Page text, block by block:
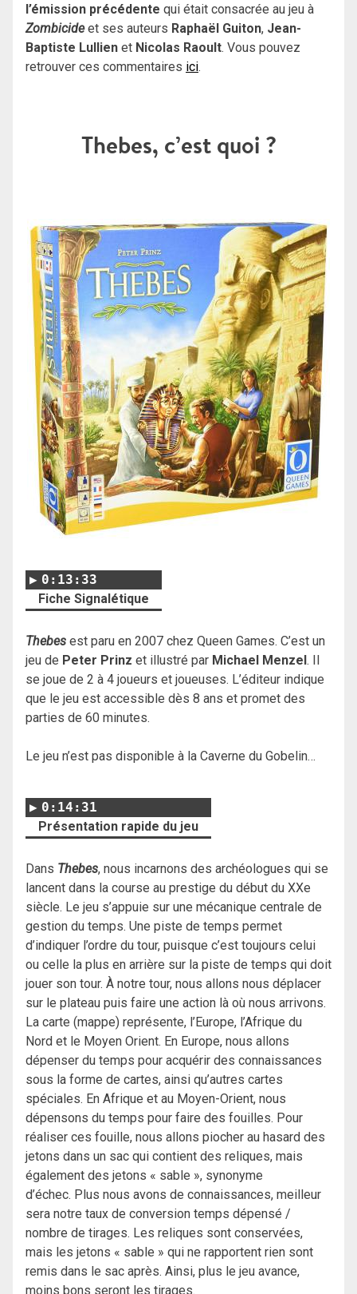
l’émission précédente qui était consacrée au jeu à
Zombicideet ses auteurs Raphaël Guiton, Jean-
Baptiste Lullien et Nicolas Raoult. Vous pouvez
retrouver ces commentaires ici.
Thebes, c’est quoi ?
0:13:33
Fiche Signalétique
Thebes est paru en 2007 chez Queen Games. C’est un
jeu de Peter Prinz et illustré par Michael Menzel . Il
se joue de 2 à 4 joueurs et joueuses. L’éditeur indique
que le jeu est accessible dès 8 ans et promet des
parties de 60 minutes.
Le jeu n’est pas disponible à la Caverne du Gobelin…
0:14:31
Présentation rapide du jeu
Dans Thebes, nous incarnons des archéologues qui se
lancent dans la course au prestige du début du XXe
siècle. Le jeu s’appuie sur une mécanique centrale de
gestion du temps. Une piste de temps permet
d’indiquer l’ordre du tour, puisque c’est toujours celui
ou celle la plus en arrière sur la piste de temps qui doit
jouer son tour. À notre tour, nous allons nous déplacer
sur le plateau puis faire une action là où nous arrivons.
La carte (mappe) représente, l’Europe, l’Afrique du
Nord et le Moyen Orient. En Europe, nous allons
dépenser du temps pour acquérir des connaissances
sous la forme de cartes, ainsi qu’autres cartes
spéciales. En Afrique et au Moyen-Orient, nous
dépensons du temps pour faire des fouilles. Pour
réaliser ces fouille, nous allons piocher au hasard des
jetons dans un sac qui contient des reliques, mais
également des jetons « sable », synonyme
d’échec. Plus nous avons de connaissances, meilleur
sera notre taux de conversion temps dépensé /
nombre de tirages. Les reliques sont conservées,
mais les jetons « sable » qui ne rapportent rien sont
remis dans le sac après. Ainsi, plus le jeu avance,
moins bons seront les tirages.